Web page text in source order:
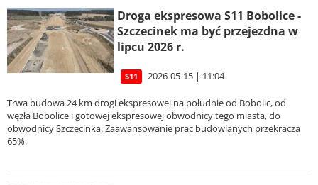
Droga ekspresowa S11 Bobolice -
Szczecinek ma być przejezdna w
lipcu 2026 r.
S11 2026-05-15 | 11:04
Trwa budowa 24 km drogi ekspresowej na południe od Bobolic, od
węzła Bobolice i gotowej ekspresowej obwodnicy tego miasta, do
obwodnicy Szczecinka. Zaawansowanie prac budowlanych przekracza
65%.